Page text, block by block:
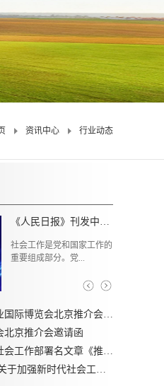
资讯中心 行业动态
中国农业展览协会召开树立和践行正确政绩观学习教育启动会
3月2日，中国农业展览协会
召开树立和践行...
2026第二届澳门中葡农业国际博览会北京推介会圆满召开
北京推介会邀请函
《人民日报》刊发中央社会工作部署名文章《推动新时代社会工作高质量发展 坚定不移走中国特色社会主义社会治理之路》
中共中央 国务院印发《关于加强新时代社会工作的意见》